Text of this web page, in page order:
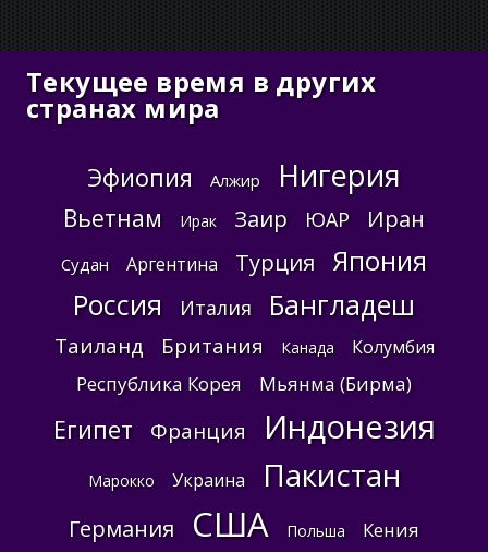
Текущее время в других
странах мира
Эфиопия Алжир Нигерия
Вьетнам Ирак Заир ЮАР Иран
Судан Аргентина Турция Япония
Россия Италия Бангладеш
Таиланд Британия Канада Колумбия
Республика Корея Мьянма (Бирма)
Египет Франция Индонезия
Марокко Украина Пакистан
Германия США Польша Кения